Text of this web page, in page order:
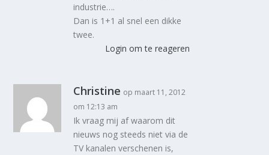
industrie….
Dan is 1+1 al snel een dikke
twee.
Login om te reageren
Christine op maart 11, 2012
om 12:13 am
Ik vraag mij af waarom dit
nieuws nog steeds niet via de
TV kanalen verschenen is,